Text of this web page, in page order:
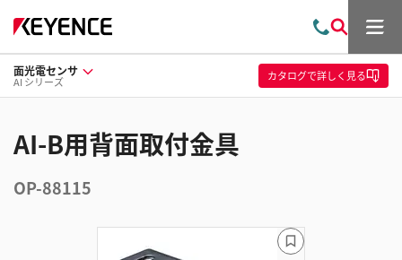
問
い
合
わ
索
メ
ュ
ー
面光電センサ
AI シリーズ カタログで詳しく見る
AI-B用背面取付金具
OP-88115
ブ
ッ